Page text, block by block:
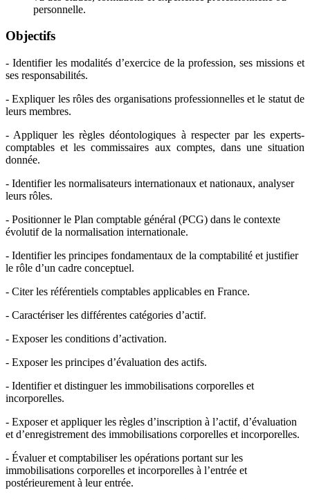
personnelle.
Objectifs
- Identifier les modalités d’exercice de la profession, ses missions et
ses responsabilités.
- Expliquer les rôles des organisations professionnelles et le statut de
leurs membres.
- Appliquer les règles déontologiques à respecter par les experts-
comptables et les commissaires aux comptes, dans une situation
donnée.
- Identifier les normalisateurs internationaux et nationaux, analyser
leurs rôles.
- Positionner le Plan comptable général (PCG) dans le contexte
évolutif de la normalisation internationale.
- Identifier les principes fondamentaux de la comptabilité et justifier
le rôle d’un cadre conceptuel.
- Citer les référentiels comptables applicables en France.
- Caractériser les différentes catégories d’actif.
- Exposer les conditions d’activation.
- Exposer les principes d’évaluation des actifs.
- Identifier et distinguer les immobilisations corporelles et
incorporelles.
- Exposer et appliquer les règles d’inscription à l’actif, d’évaluation
et d’enregistrement des immobilisations corporelles et incorporelles.
- Évaluer et comptabiliser les opérations portant sur les
immobilisations corporelles et incorporelles à l’entrée et
postérieurement à leur entrée.